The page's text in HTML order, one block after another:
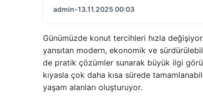
admin•13.11.2025 00:03
Günümüzde konut tercihleri hızla
yansıtan modern, ekonomik ve
de pratik çözümler sunarak büyük ilgi
kıyasla çok daha kısa sürede
yaşam alanları oluşturuyor.